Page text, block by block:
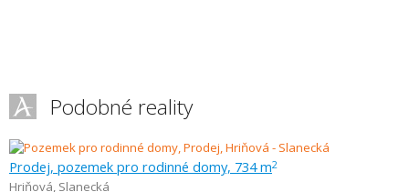
Podobné reality
Prodej, pozemek pro rodinné domy, 734 m2
Hriňová, Slanecká